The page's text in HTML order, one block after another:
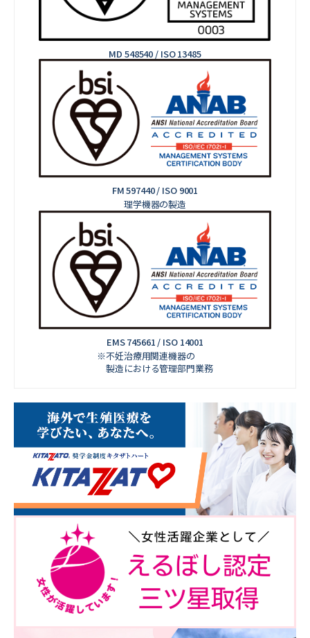
MD 548540 / ISO 13485
FM 597440 / ISO 9001
理学機器の製造
EMS 745661 / ISO 14001
※不妊治療用関連機器の
製造における管理部門業務